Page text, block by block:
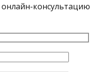
консультацию